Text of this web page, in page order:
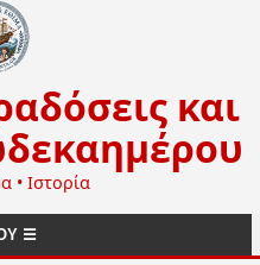
και
• Ιστορία
☰